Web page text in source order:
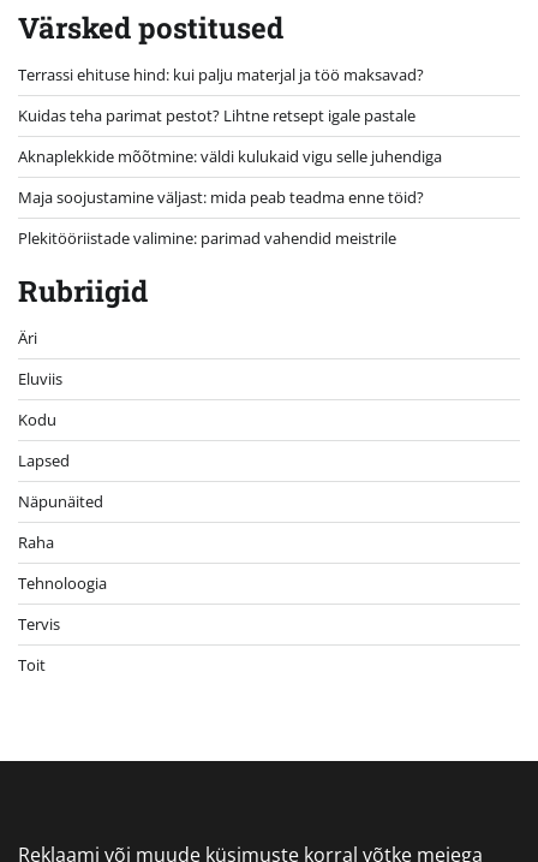
Värsked postitused
Terrassi ehituse hind: kui palju materjal ja töö maksavad?
Kuidas teha parimat pestot? Lihtne retsept igale pastale
Aknaplekkide mõõtmine: väldi kulukaid vigu selle juhendiga
Maja soojustamine väljast: mida peab teadma enne töid?
Plekitööriistade valimine: parimad vahendid meistrile
Rubriigid
Äri
Eluviis
Kodu
Lapsed
Näpunäited
Raha
Tehnoloogia
Tervis
Toit
Reklaami või muude küsimuste korral võtke meiega